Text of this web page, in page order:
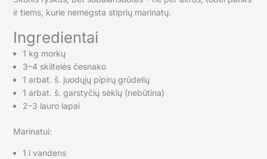
ir tiems, kurie nemėgsta stiprių marinatų.
Ingredientai
1 kg morkų
3–4 skiltelės česnako
1 arbat. š. juodųjų pipirų grūdelių
1 arbat. š. garstyčių sėklų (nebūtina)
2–3 lauro lapai
Marinatui:
1 l vandens